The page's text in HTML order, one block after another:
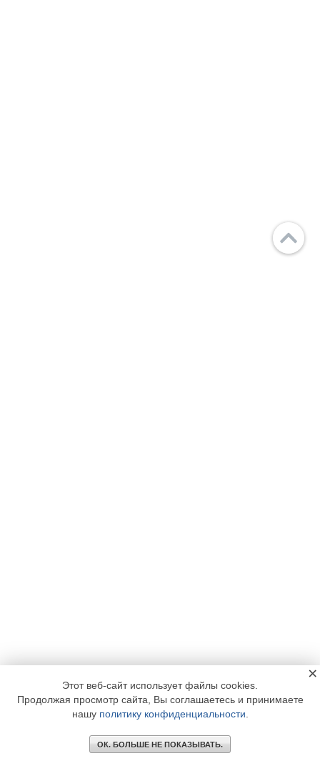
Этот веб-сайт использует файлы cookies.
Продолжая просмотр сайта, Вы соглашаетесь и принимаете
нашу политику конфиденциальности
ОК. БОЛЬШЕ НЕ ПОКАЗЫВАТЬ.
×